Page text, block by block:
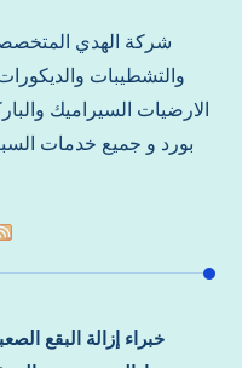
شركة الهدي
والتشطيبات
الارضيات السيراميك
بورد و جميع خدمات
خبراء إزالة البقع